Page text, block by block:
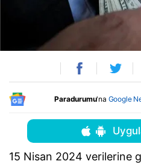
Paradurumu'na Google
15 Nisan 2024 verilerine